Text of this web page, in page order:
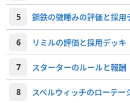
5 鋼鉄の微睡みの評価と採用
6 リミルの評価と採用デッキ
7 スターターのルールと報酬
8